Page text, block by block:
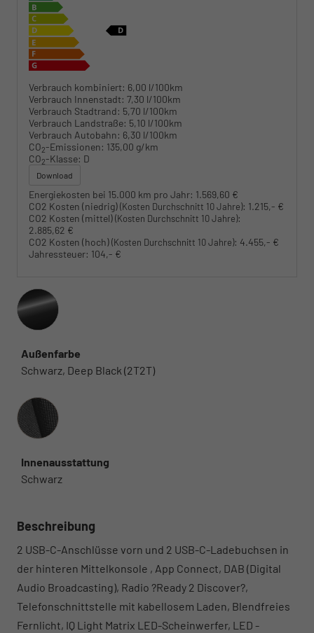
Verbrauch kombiniert: 6,00 l/100km
Verbrauch Innenstadt: 7,30 l/100km
Verbrauch Stadtrand: 5,70 l/100km
Verbrauch Landstraße: 5,10 l/100km
Verbrauch Autobahn: 6,30 l/100km
CO2-Emissionen: 135,00 g/km
CO2-Klasse: D
Download
Energiekosten bei 15.000 km pro Jahr: 1.569,60 €
CO2 Kosten (niedrig)(Kosten Durchschnitt 10 Jahre): 1.215,- €
CO2 Kosten (mittel)(Kosten Durchschnitt 10 Jahre):
2.885,62 €
CO2 Kosten (hoch)(Kosten Durchschnitt 10 Jahre): 4.455,- €
Jahressteuer: 104,- €
Außenfarbe
Schwarz, Deep Black (2T2T)
Innenausstattung
Innenausstattung
Schwarz
Beschreibung
2 USB-C-Anschlüsse vorn und 2 USB-C-Ladebuchsen in
der hinteren Mittelkonsole , App Connect, DAB (Digital
Audio Broadcasting), Radio ?Ready 2 Discover?,
Telefonschnittstelle mit kabellosem Laden, Blendfreies
Fernlicht, IQ Light Matrix LED-Scheinwerfer, LED -